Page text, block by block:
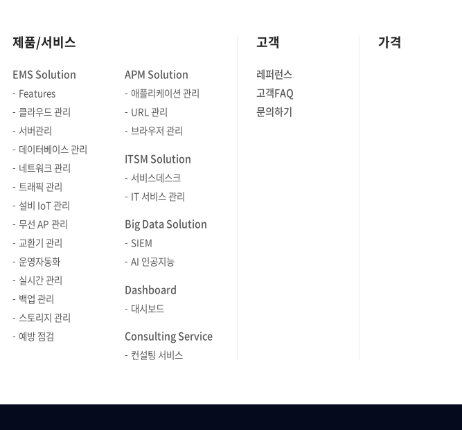
않는 것은 관련된 내용은 'JAVA',
비슷한 글들이 넘쳐나는 상황에 하나 더
덧붙이는 건 별로 의미가 없어 보이기
때문이다. 1. ORM에 대한 갑을논박
ORM에 대한 검색을 해보면 정말 여기서
다시 얘기하고 싶지 않을 정도로 오랜
시간동안 많은 사람들의 많은 의견들이
쏟아져 나온다. 게다가 더욱 혼란스러운
점은 구구절절 옳은 말들이라는 점이다.
여기서 뭔가 딱 부러진 결론을 내는
것은 불가능하고 너무 많은 의견들을
접하면서 점점 혼란스러워졌다.
대표적으로 참고 삼아 [자바 ORM 표준
JPA 프로그래밍]을 쓰신 김영한님의
글로 추정되는 링크 하나 투척
~ https://okky.kr/article/286812
2. 우리에게 중요한 것 2.1. 진입장벽 :
진입장벽… 이 높다한들 하늘 아래 뫼…
요소이다. 개인적으로 스터디를 하거나
제품/서비스
EMS Solution
Features
클라우드 관리
서버관리
데이터베이스 관리
네트워크 관리
트래픽 관리
설비 IoT 관리
무선 AP 관리
교환기 관리
운영자동화
실시간 관리
백업 관리
스토리지 관리
예방 점검
APM Solution
애플리케이션 관리
URL 관리
브라우저 관리
ITSM Solution
서비스데스크
IT 서비스 관리
Big Data Solution
SIEM
AI 인공지능
Dashboard
대시보드
Consulting Service
컨설팅 서비스
고객
레퍼런스
고객FAQ
문의하기
가격